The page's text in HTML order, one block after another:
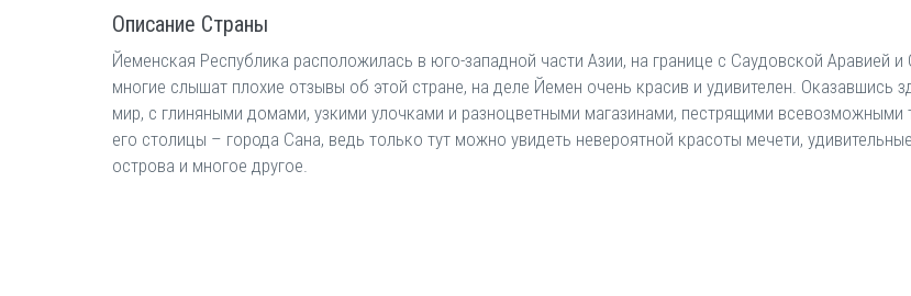
Описание Страны
Йеменская Республика расположилась в юго-западной части Азии, на границе с Саудовской Аравией
многие слышат плохие отзывы об этой стране, на деле Йемен очень красив и удивителен. Оказавшись
мир, с глиняными домами, узкими улочками и разноцветными магазинами, пестрящими
его столицы – города Сана, ведь только тут можно увидеть невероятной красоты мечети,
острова и многое другое.